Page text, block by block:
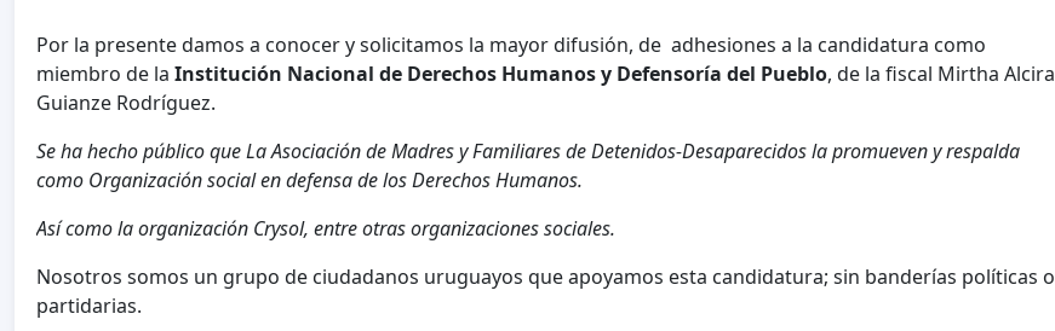
Por la presente damos a conocer y solicitamos la mayor difusión, de adhesiones a la candidatura como
miembro de la Institución Nacional de Derechos Humanos y Defensoría del Pueblo, de la fiscal Mirtha Alcira
Guianze Rodríguez.
Se ha hecho público que La Asociación de Madres y Familiares de Detenidos-Desaparecidos la promueven y respalda
como Organización social en defensa de los Derechos Humanos.
Así como la organización Crysol, entre otras organizaciones sociales.
Nosotros somos un grupo de ciudadanos uruguayos que apoyamos esta candidatura; sin banderías políticas o
partidarias.